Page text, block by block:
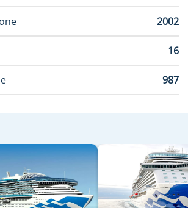
2002
16
987